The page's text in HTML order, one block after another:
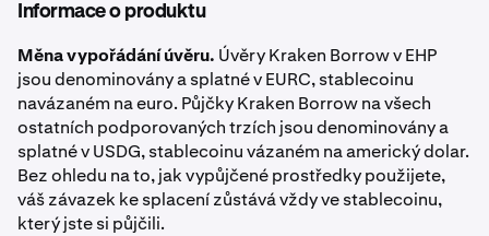
9 Klepnutím naPoplatkyzobrazíte rozpis poplatků –
včetně případného prominutí obchodních poplatků
díky členství v Kraken+
Informace o produktu
Měna vypořádání úvěru. Úvěry Kraken Borrow v EHP
jsou denominovány a splatné v EURC, stablecoinu
navázaném na euro. Půjčky Kraken Borrow na všech
ostatních podporovaných trzích jsou denominovány a
splatné v USDG, stablecoinu vázaném na americký dolar.
Bez ohledu na to, jak vypůjčené prostředky použijete,
váš závazek ke splacení zůstává vždy ve stablecoinu,
který jste si půjčili.